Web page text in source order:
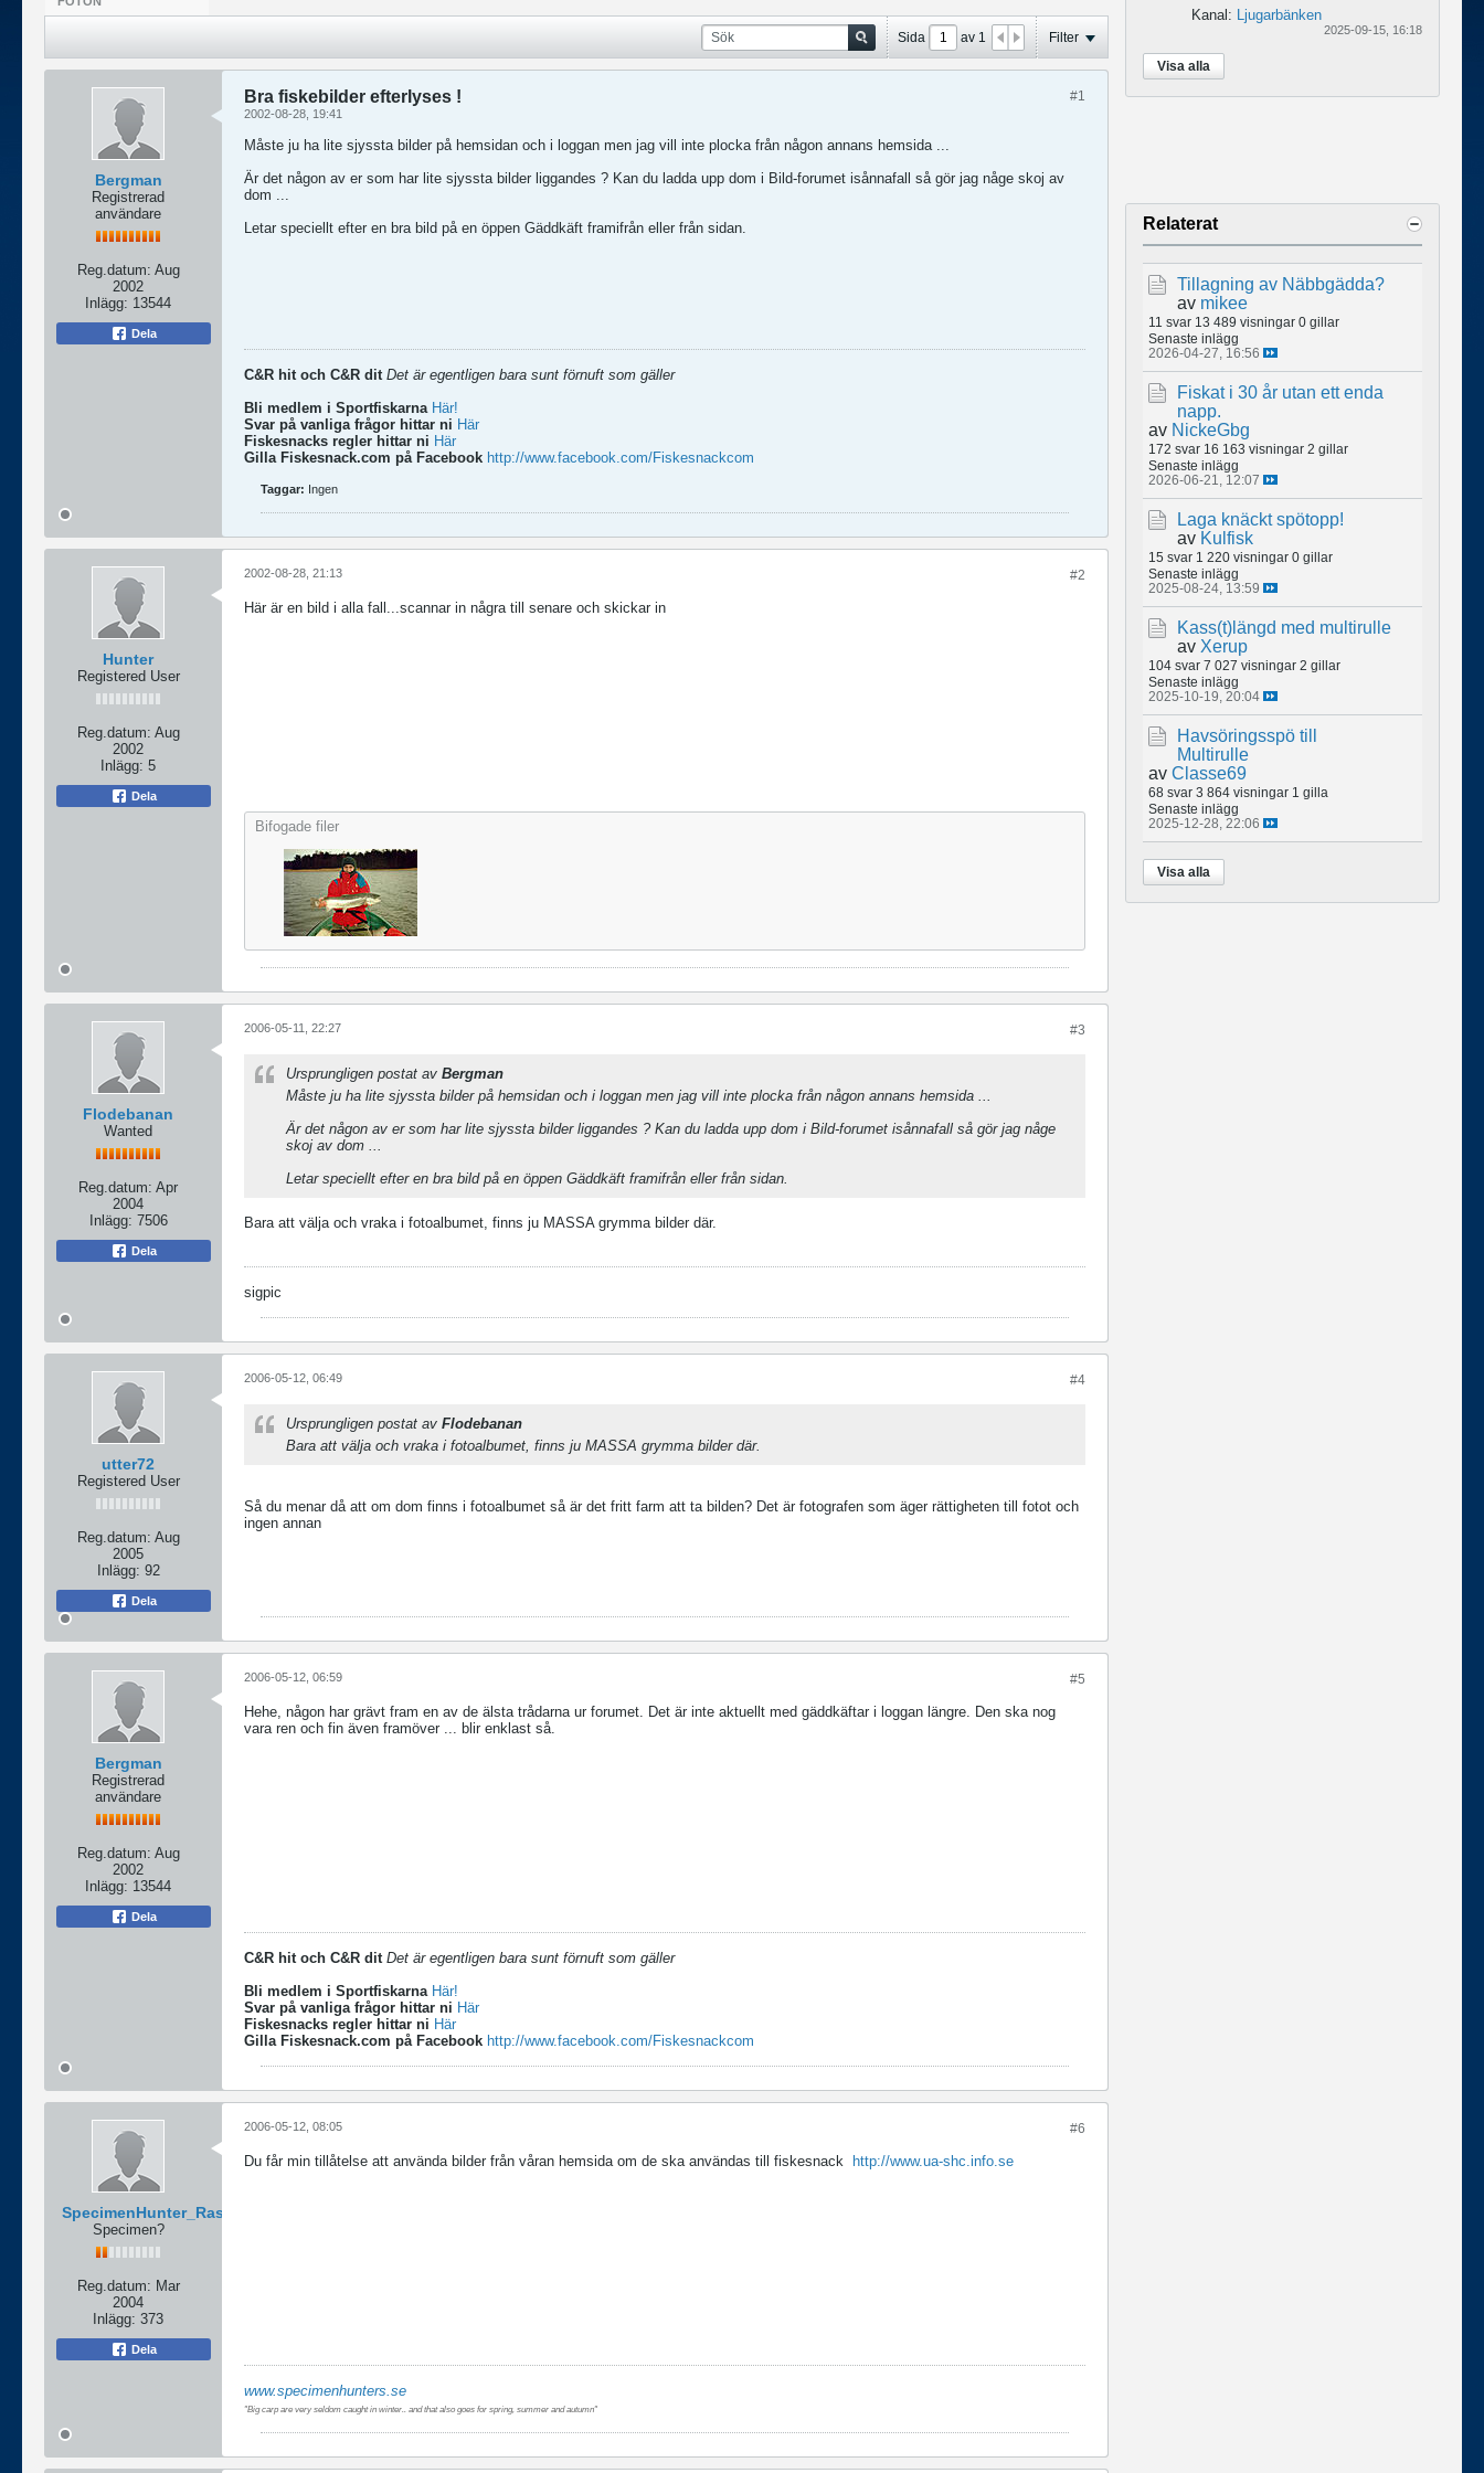
Sida av 1 Filter
Bergman
Registrerad
användare
Reg.datum: Aug
2002
Inlägg: 13544
Dela
#1
Bra fiskebilder efterlyses !
2002-08-28, 19:41
Måste ju ha lite sjyssta bilder på hemsidan och i loggan men jag vill inte plocka från någon annans hemsida ...
Är det någon av er som har lite sjyssta bilder liggandes ? Kan du ladda upp dom i Bild-forumet isånnafall så gör jag någe skoj av
dom ...
Letar speciellt efter en bra bild på en öppen Gäddkäft framifrån eller från sidan.
C&R hit och C&R dit Det är egentligen bara sunt förnuft som gäller
Bli medlem i Sportfiskarna Här!
Svar på vanliga frågor hittar ni Här
Fiskesnacks regler hittar ni Här
Gilla Fiskesnack.com på Facebook http://www.facebook.com/Fiskesnackcom
Taggar: Ingen
Hunter
Registered User
Reg.datum: Aug
2002
Inlägg: 5
Dela
#2
2002-08-28, 21:13
Här är en bild i alla fall...scannar in några till senare och skickar in
Bifogade filer
Flodebanan
Wanted
Reg.datum: Apr
2004
Inlägg: 7506
Dela
#3
2006-05-11, 22:27
Ursprungligen postat av Bergman
Måste ju ha lite sjyssta bilder på hemsidan och i loggan men jag vill inte plocka från någon annans hemsida ...
Är det någon av er som har lite sjyssta bilder liggandes ? Kan du ladda upp dom i Bild-forumet isånnafall så gör jag någe
skoj av dom ...
Letar speciellt efter en bra bild på en öppen Gäddkäft framifrån eller från sidan.
Bara att välja och vraka i fotoalbumet, finns ju MASSA grymma bilder där.
sigpic
utter72
Registered User
Reg.datum: Aug
2005
Inlägg: 92
Dela
#4
2006-05-12, 06:49
Ursprungligen postat av Flodebanan
Bara att välja och vraka i fotoalbumet, finns ju MASSA grymma bilder där.
Så du menar då att om dom finns i fotoalbumet så är det fritt farm att ta bilden? Det är fotografen som äger rättigheten till fotot och
ingen annan
Bergman
Registrerad
användare
Reg.datum: Aug
2002
Inlägg: 13544
Dela
#5
2006-05-12, 06:59
Hehe, någon har grävt fram en av de älsta trådarna ur forumet. Det är inte aktuellt med gäddkäftar i loggan längre. Den ska nog
vara ren och fin även framöver ... blir enklast så.
C&R hit och C&R dit Det är egentligen bara sunt förnuft som gäller
Bli medlem i Sportfiskarna Här!
Svar på vanliga frågor hittar ni Här
Fiskesnacks regler hittar ni Här
Gilla Fiskesnack.com på Facebook http://www.facebook.com/Fiskesnackcom
SpecimenHunter_Rasmus
Specimen?
Reg.datum: Mar
2004
Inlägg: 373
Dela
#6
2006-05-12, 08:05
Du får min tillåtelse att använda bilder från våran hemsida om de ska användas till fiskesnack http://www.ua-shc.info.se
www.specimenhunters.se
"Big carp are very seldom caught in winter.. and that also goes for spring, summer and autumn"
Kanal: Ljugarbänken
2025-09-15, 16:18
Visa alla
Relaterat
Tillagning av Näbbgädda?
av mikee
11 svar 13 489 visningar 0 gillar
Senaste inlägg
2026-04-27, 16:56
Fiskat i 30 år utan ett enda
napp.
av NickeGbg
172 svar 16 163 visningar 2 gillar
Senaste inlägg
2026-06-21, 12:07
Laga knäckt spötopp!
av Kulfisk
15 svar 1 220 visningar 0 gillar
Senaste inlägg
2025-08-24, 13:59
Kass(t)längd med multirulle
av Xerup
104 svar 7 027 visningar 2 gillar
Senaste inlägg
2025-10-19, 20:04
Havsöringsspö till
Multirulle
av Classe69
68 svar 3 864 visningar 1 gilla
Senaste inlägg
2025-12-28, 22:06
Visa alla